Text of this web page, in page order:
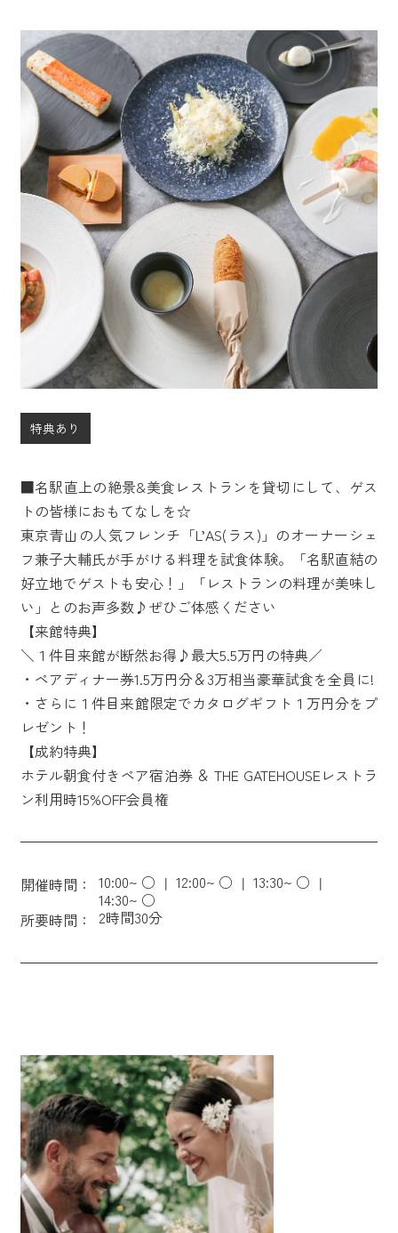
特典あり
■名駅直上の絶景&美食レストランを貸切にして、ゲス
トの皆様におもてなしを☆
東京青山の人気フレンチ「L’AS(ラス)」のオーナーシェ
フ兼子大輔氏が手がける料理を試食体験。「名駅直結の
好立地でゲストも安心！」「レストランの料理が美味し
い」とのお声多数♪ぜひご体感ください
【来館特典】
＼１件目来館が断然お得♪最大5.5万円の特典／
・ペアディナー券1.5万円分＆3万相当豪華試食を全員に!
・さらに１件目来館限定でカタログギフト１万円分をプ
レゼント！
【成約特典】
ホテル朝食付きペア宿泊券 ＆ THE GATEHOUSEレストラ
ン利用時15%OFF会員権
開催時間： 10:00~ ○ 12:00~ ○
13:30~ ○
14:30~ ○
所要時間：
2時間30分